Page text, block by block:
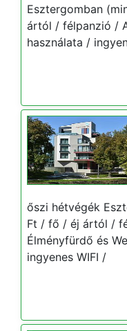
Esztergomban
ártól / félpanzió /
használata /
őszi hétvégék
Ft / fő / éj ártól /
Élményfürdő és
ingyenes WIFI /